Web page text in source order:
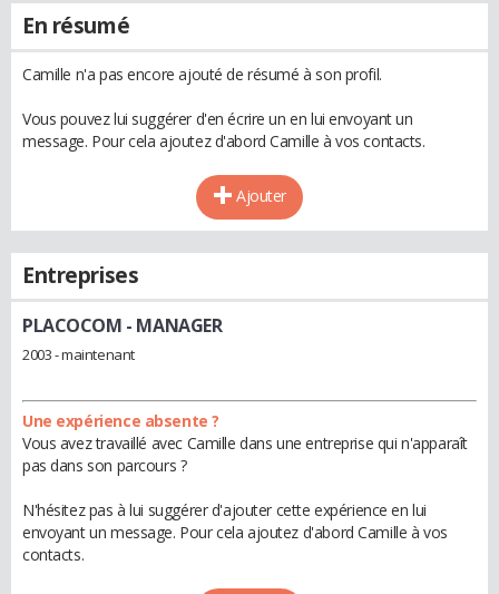
En résumé
Camille n'a pas encore ajouté de résumé à son profil.
Vous pouvez lui suggérer d'en écrire un en lui envoyant un
message. Pour cela ajoutez d'abord Camille à vos contacts.
Ajouter
Entreprises
PLACOCOM - MANAGER
2003 - maintenant
Une expérience absente ?
Vous avez travaillé avec Camille dans une entreprise qui n'apparaît
pas dans son parcours ?
N'hésitez pas à lui suggérer d'ajouter cette expérience en lui
envoyant un message. Pour cela ajoutez d'abord Camille à vos
contacts.